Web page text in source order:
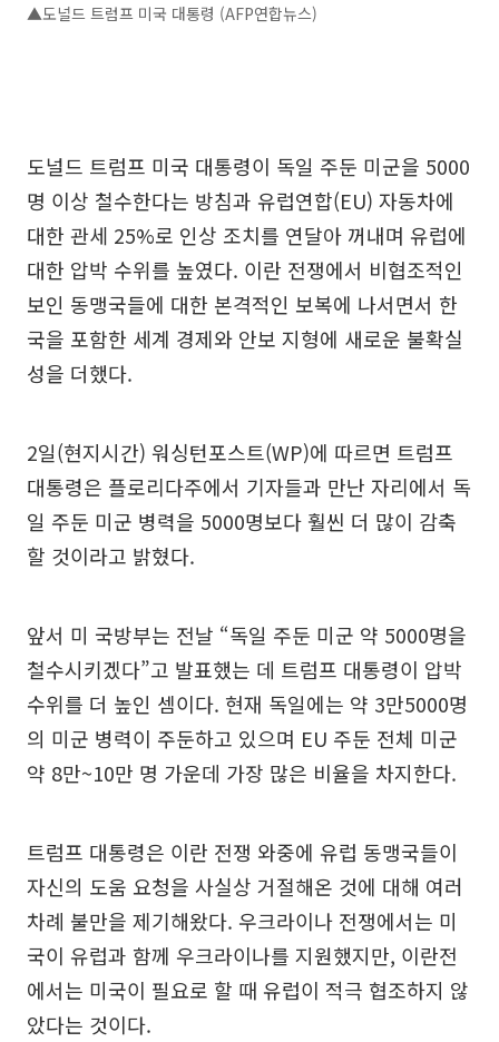
▲도널드 트럼프 미국 대통령 (AFP연합뉴스)
도널드 트럼프 미국 대통령이 독일 주둔 미군을 5000
명 이상 철수한다는 방침과 유럽연합(EU) 자동차에
대한 관세 25%로 인상 조치를 연달아 꺼내며 유럽에
대한 압박 수위를 높였다. 이란 전쟁에서 비협조적인
보인 동맹국들에 대한 본격적인 보복에 나서면서 한
국을 포함한 세계 경제와 안보 지형에 새로운 불확실
성을 더했다.
2일(현지시간) 워싱턴포스트(WP)에 따르면 트럼프
대통령은 플로리다주에서 기자들과 만난 자리에서 독
일 주둔 미군 병력을 5000명보다 훨씬 더 많이 감축
할 것이라고 밝혔다.
앞서 미 국방부는 전날 “독일 주둔 미군 약 5000명을
철수시키겠다”고 발표했는 데 트럼프 대통령이 압박
수위를 더 높인 셈이다. 현재 독일에는 약 3만5000명
의 미군 병력이 주둔하고 있으며 EU 주둔 전체 미군
약 8만~10만 명 가운데 가장 많은 비율을 차지한다.
트럼프 대통령은 이란 전쟁 와중에 유럽 동맹국들이
자신의 도움 요청을 사실상 거절해온 것에 대해 여러
차례 불만을 제기해왔다. 우크라이나 전쟁에서는 미
국이 유럽과 함께 우크라이나를 지원했지만, 이란전
에서는 미국이 필요로 할 때 유럽이 적극 협조하지 않
았다는 것이다.